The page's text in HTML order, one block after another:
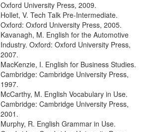
Oxford University Press, 2009.
Hollet, V. Tech Talk Pre-Intermediate.
Oxford: Oxford University Press, 2005.
Kavanagh, M. English for the Automotive
Industry. Oxford: Oxford University Press,
2007.
MacKenzie, I. English for Business Studies.
Cambridge: Cambridge University Press,
1997.
McCarthy, M. English Vocabulary in Use.
Cambridge: Cambridge University Press,
2001.
Murphy, R. English Grammar in Use.